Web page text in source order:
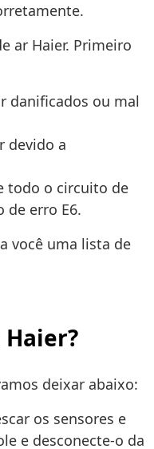
ar Haier. Primeiro
danificados ou mal
devido a
todo o circuito de
erro E6.
você uma lista de
deixar abaixo:
os sensores e
e desconecte-o da